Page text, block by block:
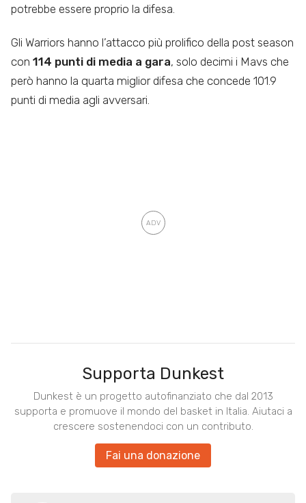
potrebbe essere proprio la difesa.
Gli Warriors hanno l’attacco più prolifico della post season
con 114 punti di media a gara, solo decimi i Mavs che
però hanno la quarta miglior difesa che concede 101.9
punti di media agli avversari.
Supporta Dunkest
Dunkest è un progetto autofinanziato che dal 2013
supporta e promuove il mondo del basket in Italia. Aiutaci a
crescere sostenendoci con un contributo.
Fai una donazione